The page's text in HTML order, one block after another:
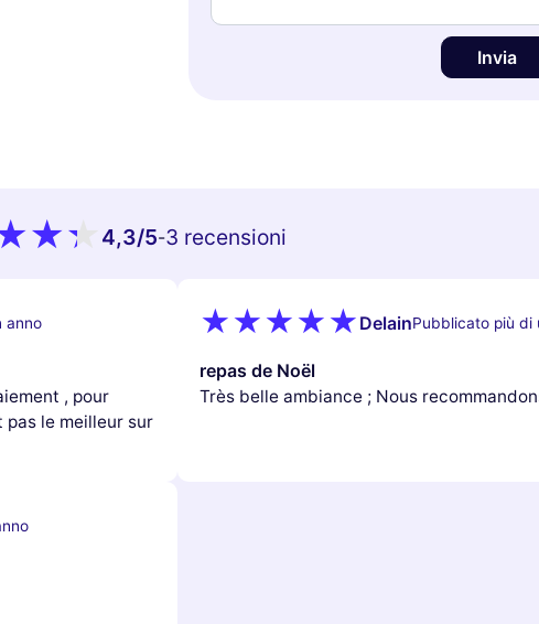
Invia
4,3/5-3 recensioni
anno
, pour
le meilleur sur
DelainPubblicato più di
repas de Noël
Très belle ambiance ; Nous